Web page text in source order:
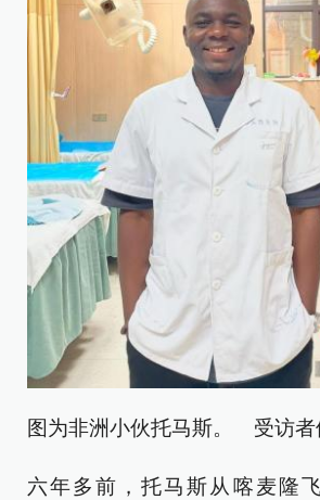
图为非洲小伙托马斯。 受访者
六年多前，托马斯从喀麦隆